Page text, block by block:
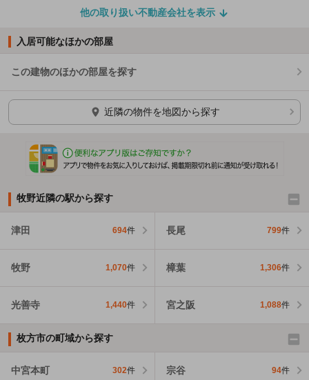
他の取り扱い不動産会社を表示
入居可能なほかの部屋
この建物のほかの部屋を探す
ほかの部屋を検索中…
近隣の物件を地図から探す
牧野近隣の駅から探す
津田 694件 長尾 799件
牧野 1,070件 樟葉 1,306件
光善寺 1,440件 宮之阪 1,088件
枚方市の町域から探す
中宮本町 302件 宗谷 94件